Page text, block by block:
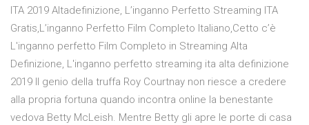
ITA 2019 Altadefinizione, L’inganno Perfetto Streaming ITA
Gratis,L’inganno Perfetto Film Completo Italiano,Cetto c’è
L'inganno perfetto Film Completo in Streaming Alta
Definizione, L'inganno perfetto streaming ita alta definizione
2019 Il genio della truffa Roy Courtnay non riesce a credere
alla propria fortuna quando incontra online la benestante
vedova Betty McLeish. Mentre Betty gli apre le porte di casa